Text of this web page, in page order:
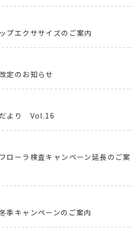
プエクササイズのご案内
定のお知らせ
だより Vol.16
ローラ検査キャンペーン延長のご案
季キャンペーンのご案内